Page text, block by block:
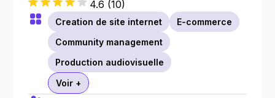
4.6 (10)
Creation de site internet
E-commerce
Community management
Production audiovisuelle
Voir +